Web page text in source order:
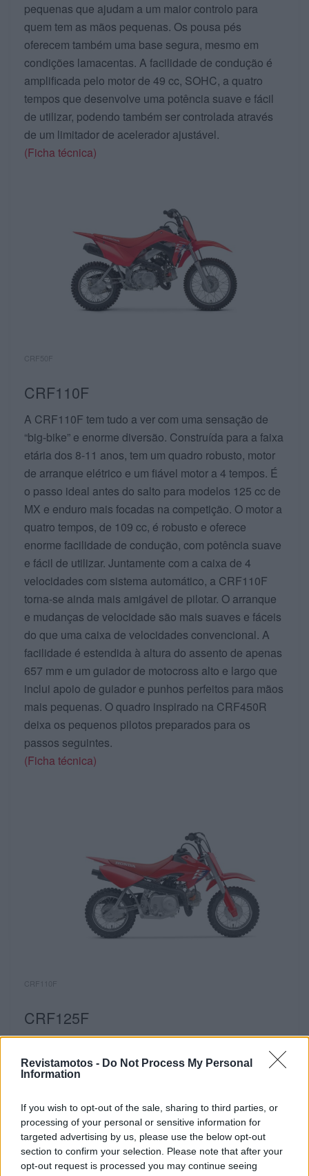
Revistamotos - Do Not Process My Personal
Information
If you wish to opt-out of the sale, sharing to third parties, or
processing of your personal or sensitive information for
targeted advertising by us, please use the below opt-out
section to confirm your selection. Please note that after your
opt-out request is processed you may continue seeing
pequenas que ajudam a um maior controlo para
quem tem as mãos pequenas. Os pousa pés
oferecem também uma base segura, mesmo em
condições lamacentas. A facilidade de condução é
amplificada pelo motor de 49 cc, SOHC, a quatro
tempos que desenvolve uma potência suave e fácil
de utilizar, podendo também ser controlada através
de um limitador de acelerador ajustável.
(Ficha técnica)
CRF50F
CRF110F
A CRF110F tem tudo a ver com uma sensação de
“big-bike” e enorme diversão. Construída para a faixa
etária dos 8-11 anos, tem um quadro robusto, motor
de arranque elétrico e um fiável motor a 4 tempos. É
o passo ideal antes do salto para modelos 125 cc de
MX e enduro mais focadas na competição. O motor a
quatro tempos, de 109 cc, é robusto e oferece
enorme facilidade de condução, com potência suave
e fácil de utilizar. Juntamente com a caixa de 4
velocidades com sistema automático, a CRF110F
torna-se ainda mais amigável de pilotar. O arranque
e mudanças de velocidade são mais suaves e fáceis
do que uma caixa de velocidades convencional. A
facilidade é estendida à altura do assento de apenas
657 mm e um guiador de motocross alto e largo que
inclui apoio de guiador e punhos perfeitos para mãos
mais pequenas. O quadro inspirado na CRF450R
deixa os pequenos pilotos preparados para os
passos seguintes.
(Ficha técnica)
CRF110F
CRF125F
a nova CRF125F orgulha-se de estar em linha com
os restantes. A moto de iniciação perfeita para jovens
procuram diversão e uma moto para alimentar a sua
paixão pelo todo-o-terreno. Numa evolução
relativamente às suas irmãs mais novas, a CRF125F
oferece uma caixa manual de 4 velocidades, criando